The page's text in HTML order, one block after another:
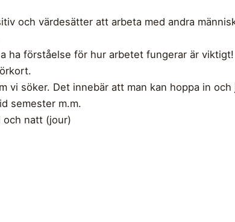
och värdesätter att arbeta med andra
ha förståelse för hur arbetet fungerar är viktigt!
vi söker. Det innebär att man kan hoppa in
semester m.m.
och natt (jour)